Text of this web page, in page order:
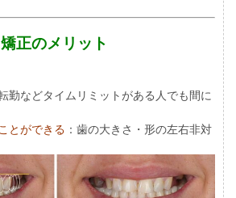
正のメリット
勤などタイムリミットがある人でも間に
とができる ：歯の大きさ・形の左右非対